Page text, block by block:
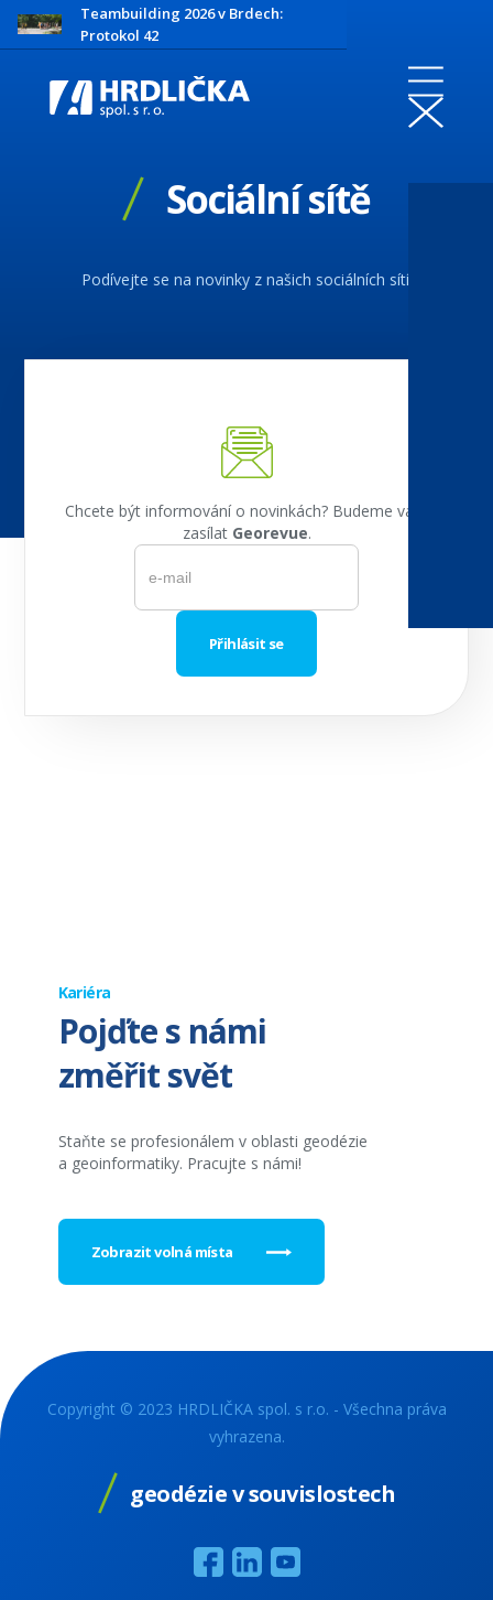
Teambuilding 2026 v Brdech:
Protokol 42
Sociální sítě
Podívejte se na novinky z našich sociálních sítí.
Chcete být informování o novinkách? Budeme vám
zasílat Georevue.
Kariéra
Pojďte s námi
změřit svět
Staňte se profesionálem v oblasti geodézie
a geoinformatiky. Pracujte s námi!
Zobrazit volná místa
Copyright © 2023 HRDLIČKA spol. s r.o. - Všechna práva
vyhrazena.
geodézie v souvislostech